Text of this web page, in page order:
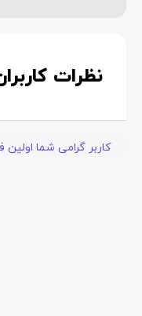
نظرات
کاربر گرامی شما